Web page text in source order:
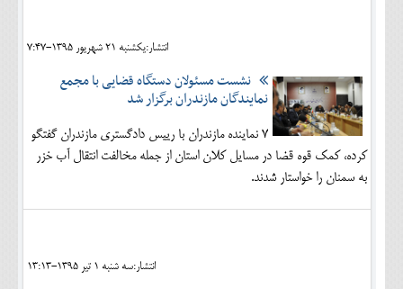
انتشار:يکشنبه 21 شهريور 1395-7:47
نشست مسئولان دستگاه قضایی با مجمع
نمایندگان مازندران برگزار شد
7 نماینده مازندران با رییس دادگستری مازندران گفتگو
کرده، کمک قوه قضا در مسایل کلان استان از جمله مخالفت انتقال آب خزر
به سمنان را خواستار شدند.
انتشار:سه شنبه 1 تير 1395-13:13